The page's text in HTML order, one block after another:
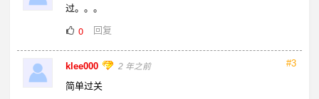
过。。。
0
回复
#3
klee000 2 年之前
简单过关